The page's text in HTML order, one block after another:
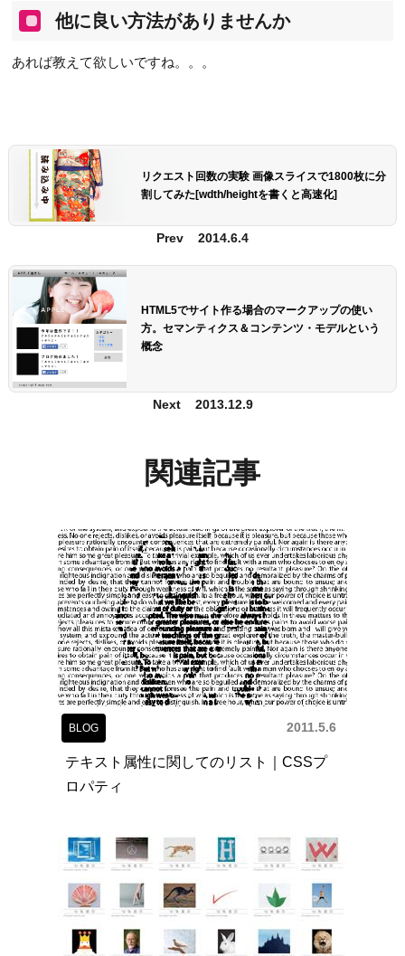
他に良い方法がありませんか
あれば教えて欲しいですね。。。
リクエスト回数の実験 画像スライスで1800枚に分
割してみた[wdth/heightを書くと高速化]
Prev 2014.6.4
HTML5でサイト作る場合のマークアップの使い
方。セマンティクス＆コンテンツ・モデルという
概念
Next 2013.12.9
関連記事
BLOG 2011.5.6
テキスト属性に関してのリスト｜CSSプ
ロパティ